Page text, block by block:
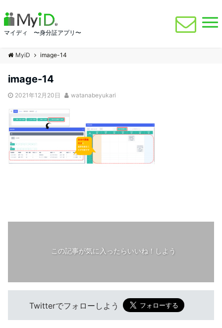
マイディ 〜身分証アプリ〜
MyiD image-14
image-14
2021年12月20日 watanabeyukari
この記事が気に入ったらいいね！しよう
Twitterでフォローしよう